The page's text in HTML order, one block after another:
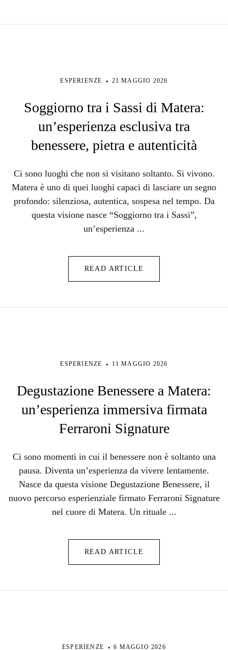
ESPERIENZE 21 MAGGIO 2026
Soggiorno tra i Sassi di Matera:
un’esperienza esclusiva tra
benessere, pietra e autenticità
Ci sono luoghi che non si visitano soltanto. Si vivono.
Matera è uno di quei luoghi capaci di lasciare un segno
profondo: silenziosa, autentica, sospesa nel tempo. Da
questa visione nasce “Soggiorno tra i Sassi”,
un’esperienza ...
READ ARTICLE
ESPERIENZE 11 MAGGIO 2026
Degustazione Benessere a Matera:
un’esperienza immersiva firmata
Ferraroni Signature
Ci sono momenti in cui il benessere non è soltanto una
pausa. Diventa un’esperienza da vivere lentamente.
Nasce da questa visione Degustazione Benessere, il
nuovo percorso esperienziale firmato Ferraroni Signature
nel cuore di Matera. Un rituale ...
READ ARTICLE
ESPERIENZE 6 MAGGIO 2026